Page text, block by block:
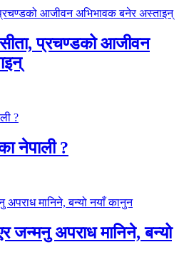
प्रचण्डको आजीवन
नेपाली ?
जन्मनु अपराध मानिने, बन्यो